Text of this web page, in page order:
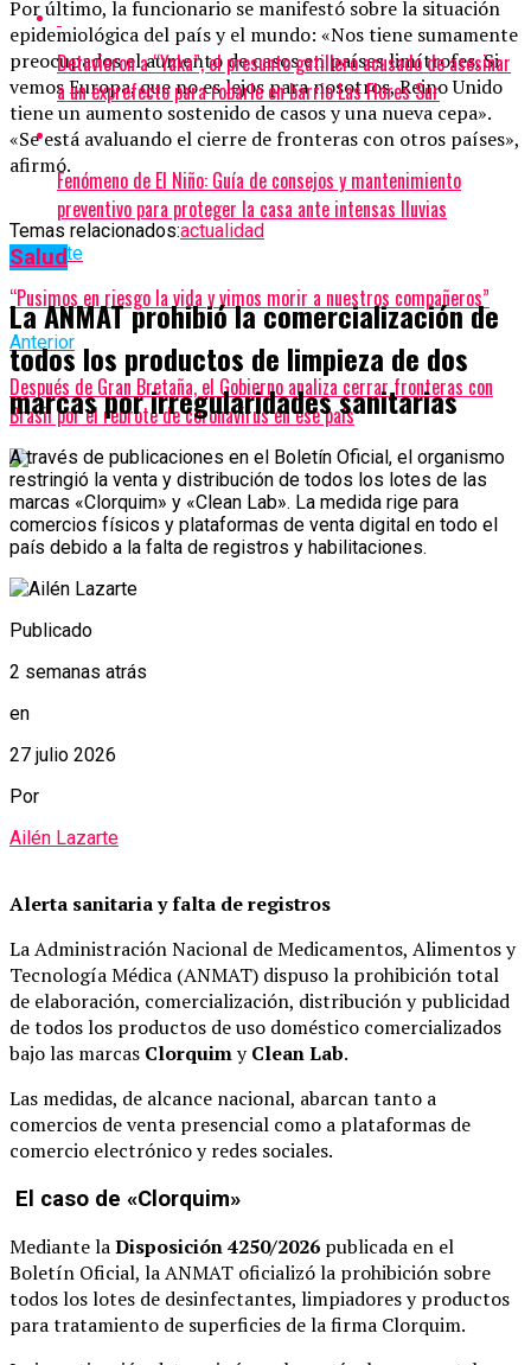
Por último, la funcionario se manifestó sobre la situación
epidemiológica del país y el mundo: «Nos tiene sumamente
preocupados el aumento de casos en países limítrofes. Si
vemos Europa, que no es lejos para nosotros, Reino Unido
tiene un aumento sostenido de casos y una nueva cepa».
«Se está avaluando el cierre de fronteras con otros países»,
afirmó.
Temas relacionados:actualidad
Siguente
“Pusimos en riesgo la vida y vimos morir a nuestros compañeros”
Anterior
Después de Gran Bretaña, el Gobierno analiza cerrar fronteras con
Brasil por el rebrote de coronavirus en ese país
Detuvieron a “Yaka”, el presunto gatillero acusado de asesinar
a un exprefecto para robarle en barrio Las Flores Sur
Fenómeno de El Niño: Guía de consejos y mantenimiento
preventivo para proteger la casa ante intensas lluvias
Salud
La ANMAT prohibió la comercialización de
todos los productos de limpieza de dos
marcas por irregularidades sanitarias
A través de publicaciones en el Boletín Oficial, el organismo
restringió la venta y distribución de todos los lotes de las
marcas «Clorquim» y «Clean Lab». La medida rige para
comercios físicos y plataformas de venta digital en todo el
país debido a la falta de registros y habilitaciones.
Publicado
2 semanas atrás
en
27 julio 2026
Por
Ailén Lazarte
Alerta sanitaria y falta de registros
La Administración Nacional de Medicamentos, Alimentos y
Tecnología Médica (ANMAT) dispuso la prohibición total
de elaboración, comercialización, distribución y publicidad
de todos los productos de uso doméstico comercializados
bajo las marcas ClorquimyClean Lab.
Las medidas, de alcance nacional, abarcan tanto a
comercios de venta presencial como a plataformas de
comercio electrónico y redes sociales.
El caso de «Clorquim»
Mediante laDisposición 4250/2026 publicada en el
Boletín Oficial, la ANMAT oficializó la prohibición sobre
todos los lotes de desinfectantes, limpiadores y productos
para tratamiento de superficies de la firma Clorquim.